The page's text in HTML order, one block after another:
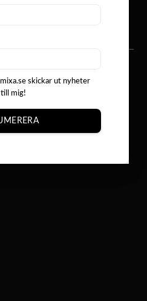
skickar ut nyheter
till mig!